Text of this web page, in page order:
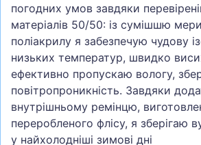
погодних умов завдяки
матеріалів 50/50: із сумішшю
поліакрилу я забезпечую чудову
низьких температур, швидко
ефективно пропускаю вологу,
повітропроникність. Завдяки
внутрішньому ремінцю,
переробленого флісу, я зберігаю
у найхолодніші зимові дні